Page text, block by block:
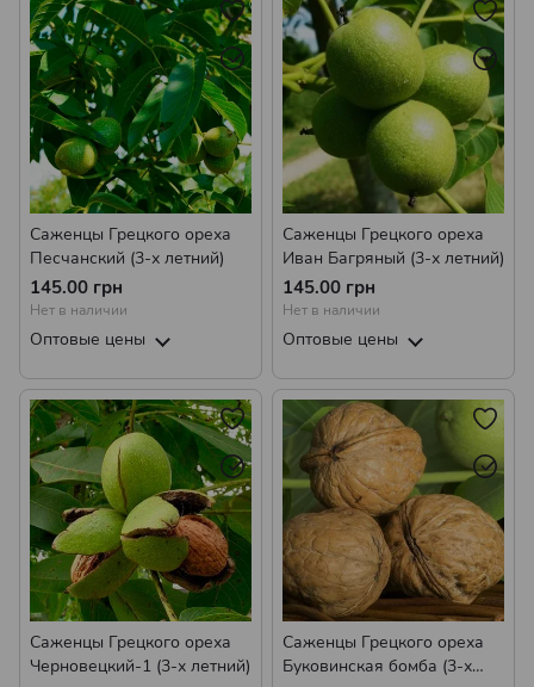
Саженцы Грецкого ореха
Песчанский (3-х летний)
145.00 грн
Нет в наличии
Оптовые цены
Саженцы Грецкого ореха
Иван Багряный (3-х летний)
145.00 грн
Нет в наличии
Оптовые цены
Саженцы Грецкого ореха
Черновецкий-1 (3-х летний)
Саженцы Грецкого ореха
Буковинская бомба (3-х